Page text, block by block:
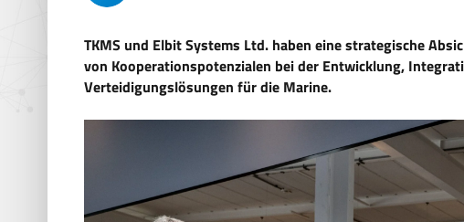
TKMS und Elbit Systems Ltd. haben eine strategische
von Kooperationspotenzialen bei der Entwicklung,
Verteidigungslösungen für die Marine.